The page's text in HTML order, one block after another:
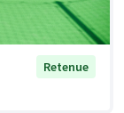
Retenue